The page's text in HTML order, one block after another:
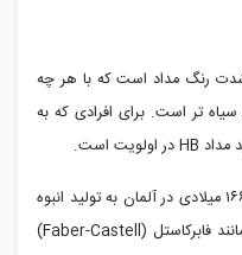
رنگ مداد است که با هر چه
تر است. برای افرادی که به
مداد HBدر اولویت است.
طبق روایت تاریخی اولین مداد در سال ۱۶۶۲ میلادی در آلمان به تولید انبوه
فابرکاستل (Faber-Castell
)